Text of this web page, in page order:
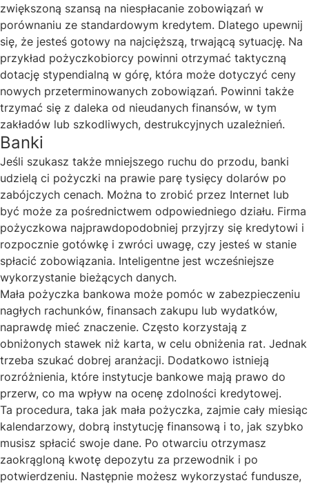
zwiększoną szansą na niespłacanie zobowiązań w
porównaniu ze standardowym kredytem. Dlatego upewnij
się, że jesteś gotowy na najcięższą, trwającą sytuację. Na
przykład pożyczkobiorcy powinni otrzymać taktyczną
dotację stypendialną w górę, która może dotyczyć ceny
nowych przeterminowanych zobowiązań. Powinni także
trzymać się z daleka od nieudanych finansów, w tym
zakładów lub szkodliwych, destrukcyjnych uzależnień.
Banki
Jeśli szukasz także mniejszego ruchu do przodu, banki
udzielą ci pożyczki na prawie parę tysięcy dolarów po
zabójczych cenach. Można to zrobić przez Internet lub
być może za pośrednictwem odpowiedniego działu. Firma
pożyczkowa najprawdopodobniej przyjrzy się kredytowi i
rozpocznie gotówkę i zwróci uwagę, czy jesteś w stanie
spłacić zobowiązania. Inteligentne jest wcześniejsze
wykorzystanie bieżących danych.
Mała pożyczka bankowa może pomóc w zabezpieczeniu
nagłych rachunków, finansach zakupu lub wydatków,
naprawdę mieć znaczenie. Często korzystają z
obniżonych stawek niż karta, w celu obniżenia rat. Jednak
trzeba szukać dobrej aranżacji. Dodatkowo istnieją
rozróżnienia, które instytucje bankowe mają prawo do
przerw, co ma wpływ na ocenę zdolności kredytowej.
Ta procedura, taka jak mała pożyczka, zajmie cały miesiąc
kalendarzowy, dobrą instytucję finansową i to, jak szybko
musisz spłacić swoje dane. Po otwarciu otrzymasz
zaokrągloną kwotę depozytu za przewodnik i po
potwierdzeniu. Następnie możesz wykorzystać fundusze,